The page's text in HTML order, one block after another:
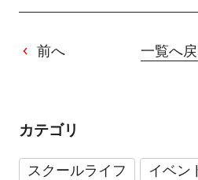
前へ 一覧へ
カテゴリ
スクールライフ
イベン